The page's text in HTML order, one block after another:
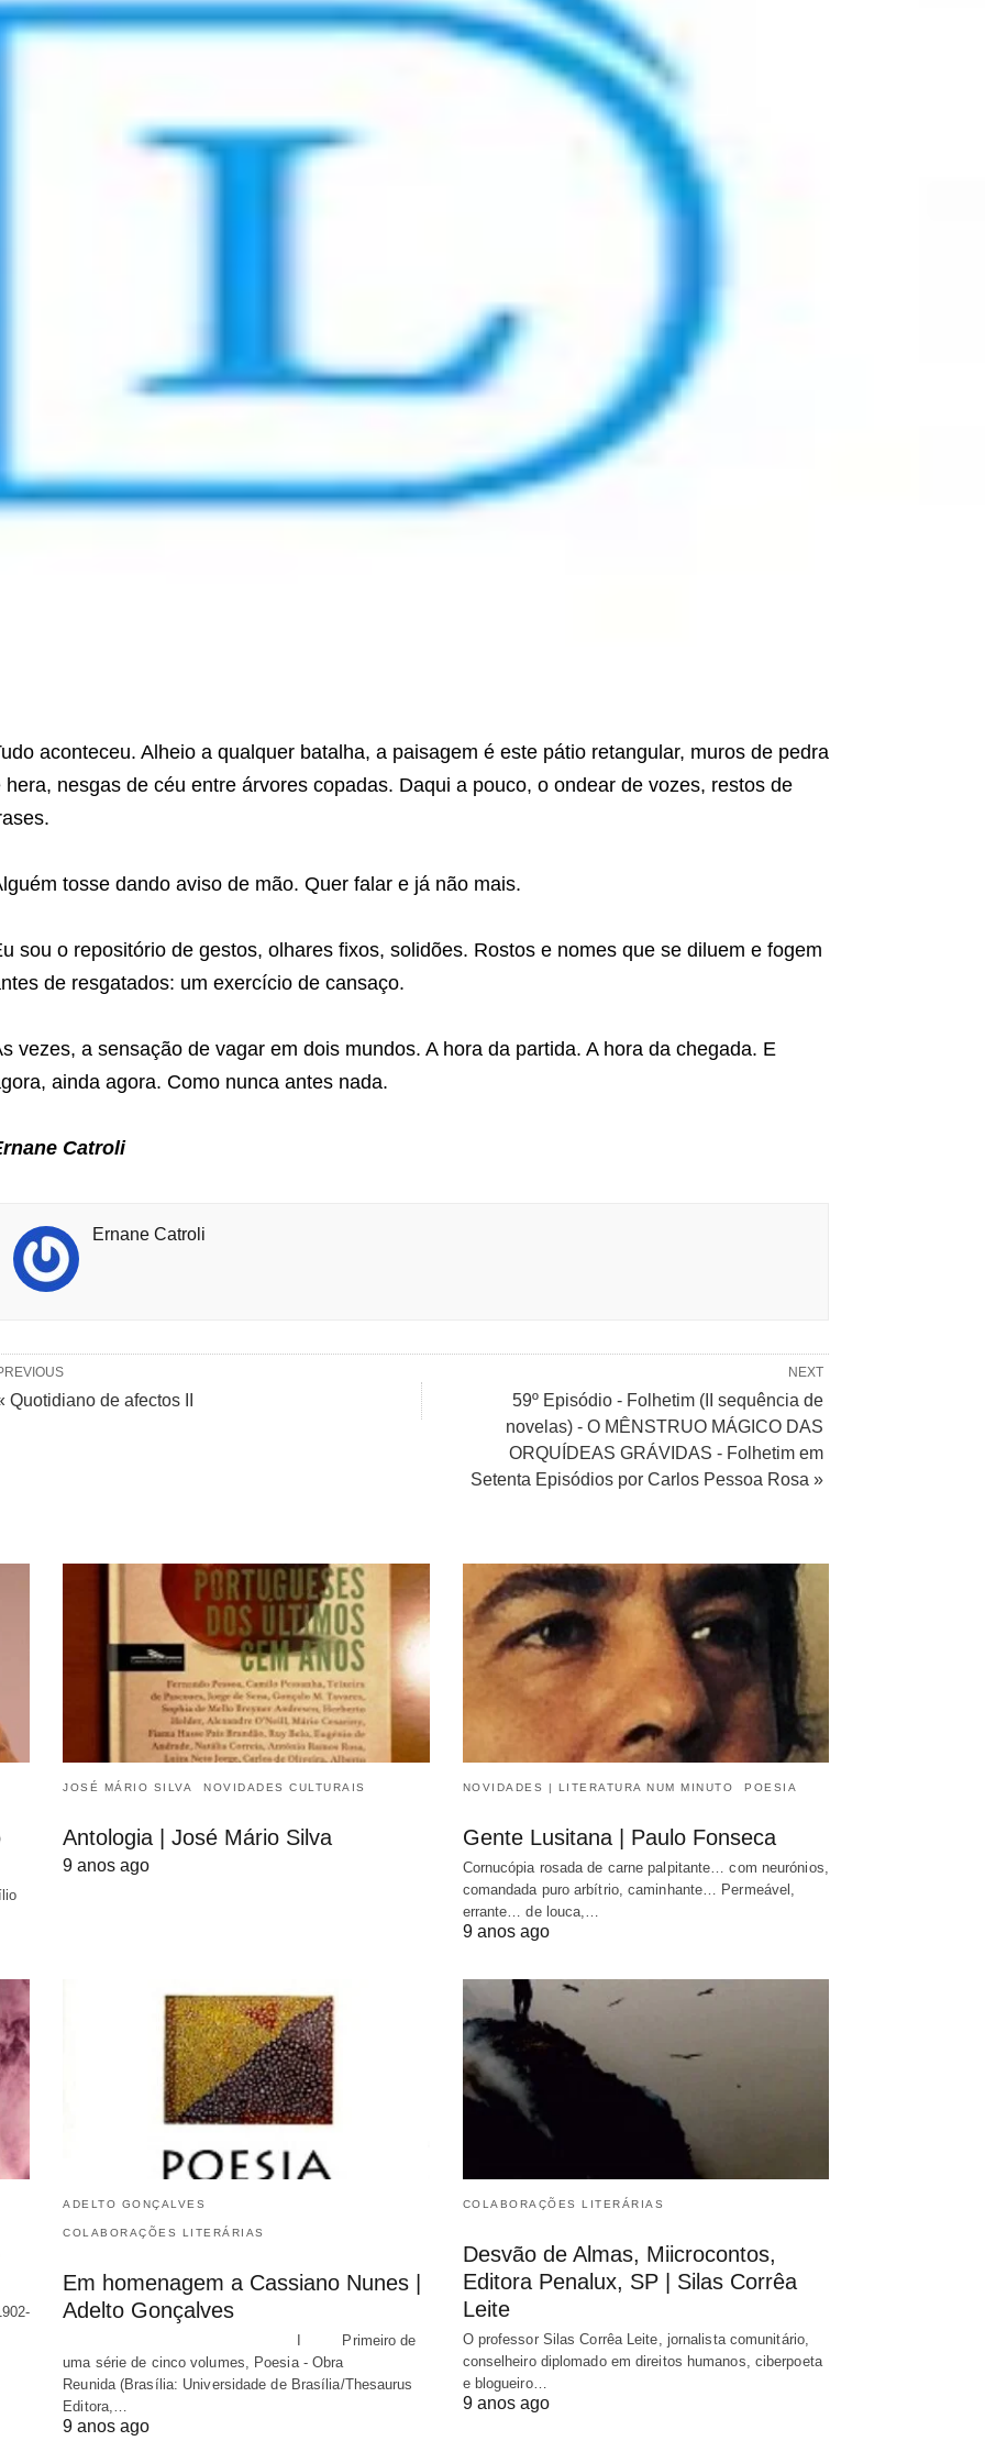
aconteceu. Alheio a qualquer batalha, a paisagem é este pátio retangular, muros de pedra
hera, nesgas de céu entre árvores copadas. Daqui a pouco, o ondear de vozes, restos de
tosse dando aviso de mão. Quer falar e já não mais.
sou o repositório de gestos, olhares fixos, solidões. Rostos e nomes que se diluem e fogem
de resgatados: um exercício de cansaço.
vezes, a sensação de vagar em dois mundos. A hora da partida. A hora da chegada. E
ainda agora. Como nunca antes nada.
Catroli
Ernane Catroli
NEXT
59º Episódio - Folhetim (II sequência de
novelas) - O MÊNSTRUO MÁGICO DAS
ORQUÍDEAS GRÁVIDAS - Folhetim em
Setenta Episódios por Carlos Pessoa Rosa »
Quotidiano de afectos II
JOSÉ MÁRIO SILVA NOVIDADES CULTURAIS
Antologia | José Mário Silva
9 anos ago
NOVIDADES | LITERATURA NUM MINUTO POESIA
Gente Lusitana | Paulo Fonseca
Cornucópia rosada de carne palpitante… com neurónios,
comandada puro arbítrio, caminhante… Permeável,
errante… de louca,…
9 anos ago
ADELTO GONÇALVES
COLABORAÇÕES LITERÁRIAS
Em homenagem a Cassiano Nunes |
Adelto Gonçalves
I Primeiro de
uma série de cinco volumes, Poesia - Obra
Reunida (Brasília: Universidade de Brasília/Thesaurus
Editora,…
9 anos ago
COLABORAÇÕES LITERÁRIAS
Desvão de Almas, Miicrocontos,
Editora Penalux, SP | Silas Corrêa
Leite
O professor Silas Corrêa Leite, jornalista comunitário,
conselheiro diplomado em direitos humanos, ciberpoeta
e blogueiro…
9 anos ago